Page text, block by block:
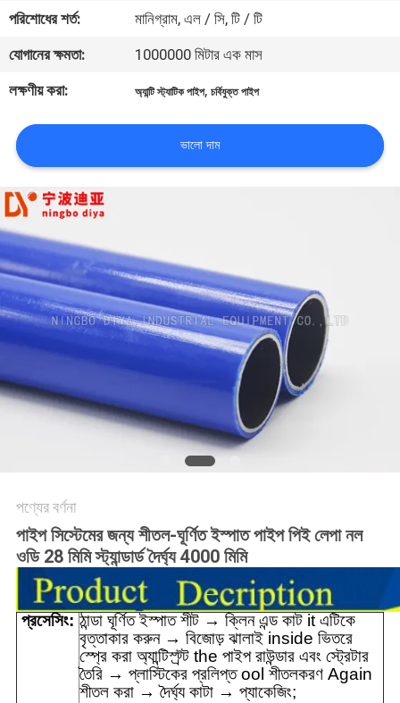
যোগাযোগ
করুন
খবর
মামলা
উদ্ধৃতির
জন্য
আবেদন
সাইট
ম্যাপ
PRIVACY
পরিশোধের শর্ত:
মানিগ্রাম, এল / সি, টি / টি
যোগানের ক্ষমতা:
1000000 মিটার এক মাস
লক্ষণীয় করা:
অ্যান্টি স্ট্যাটিক পাইপ,চর্বিযুক্ত পাইপ
ভালো দাম
পণ্যের বর্ণনা
পাইপ সিস্টেমের জন্য শীতল-ঘূর্ণিত ইস্পাত পাইপ পিই লেপা নল
ওডি 28 মিমি স্ট্যান্ডার্ড দৈর্ঘ্য 4000 মিমি
প্রসেসিং: ঠান্ডা ঘূর্ণিত ইস্পাত শীট → ক্লিন এন্ড কাট it এটিকে
বৃত্তাকার করুন → বিজোড় ঝালাই inside ভিতরে
স্প্রে করা অ্যান্টিস্ট্র্ট the পাইপ রাউন্ডার এবং স্ট্রেটার
তৈরি → প্লাস্টিকের প্রলিপ্ত ool শীতলকরণ Again
শীতল করা → দৈর্ঘ্য কাটা → প্যাকেজিং;